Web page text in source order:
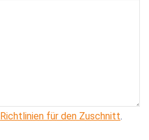
Richtlinien für den Zuschnitt.